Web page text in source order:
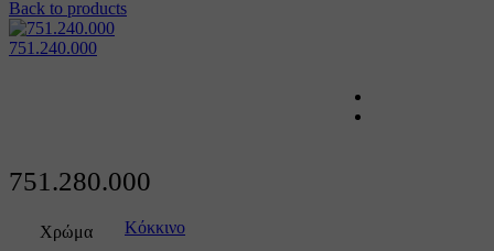
Back to products
751.240.000
751.280.000
Χρώμα Κόκκινο